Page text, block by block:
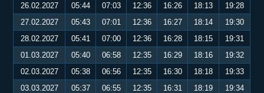
26.02.2027
05:44 07:03 12:36 16:26 18:13
19:28
27.02.2027
05:43 07:01 12:36 16:27 18:14
19:30
28.02.2027
05:41 07:00 12:36 16:28 18:15
19:31
01.03.2027
05:40 06:58 12:35 16:29 18:16
19:32
02.03.2027
05:38 06:56 12:35 16:30 18:18
19:33
03.03.2027
05:37 06:55 12:35 16:31 18:19
19:34